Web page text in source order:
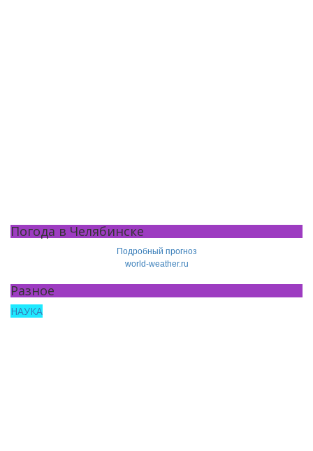
Погода в Челябинске
Подробный прогноз
world-weather.ru
Разное
НАУКА